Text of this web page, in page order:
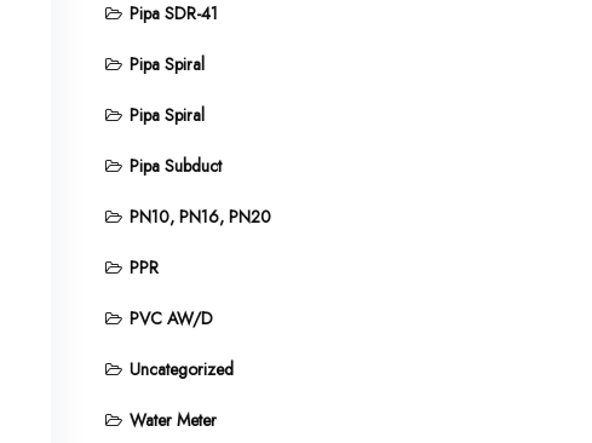
Pipa SDR-41
Pipa Spiral
Pipa Spiral
Pipa Subduct
PN10, PN16, PN20
PPR
PVC AW/D
Uncategorized
Water Meter